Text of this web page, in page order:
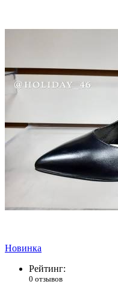
Новинка
Рейтинг:
0 отзывов